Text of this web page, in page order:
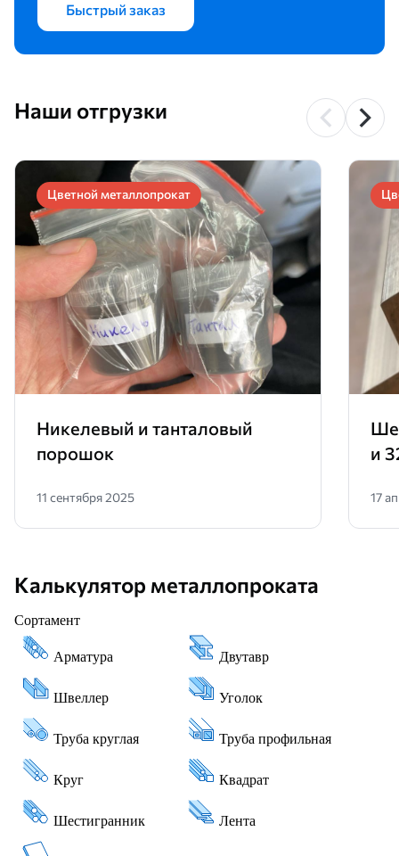
Быстрый заказ
Наши отгрузки
Цветной металлопрокат
Никелевый и танталовый
порошок
11 сентября 2025
и
17
Калькулятор металлопроката